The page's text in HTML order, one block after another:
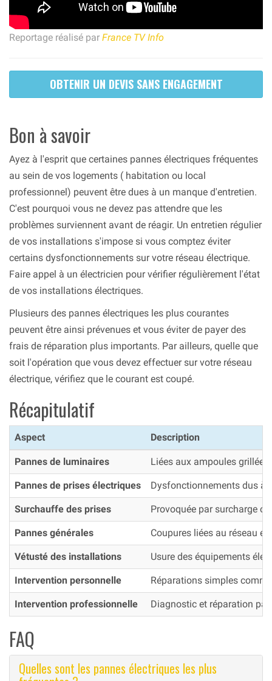
Reportage réalisé par France TV Info
OBTENIR UN DEVIS SANS ENGAGEMENT
Bon à savoir
Ayez à l'esprit que certaines pannes électriques fréquentes
au sein de vos logements ( habitation ou local
professionnel) peuvent être dues à un manque d'entretien.
C'est pourquoi vous ne devez pas attendre que les
problèmes surviennent avant de réagir. Un entretien régulier
de vos installations s'impose si vous comptez éviter
certains dysfonctionnements sur votre réseau électrique.
Faire appel à un électricien pour vérifier régulièrement l'état
de vos installations électriques.
Plusieurs des pannes électriques les plus courantes
peuvent être ainsi prévenues et vous éviter de payer des
frais de réparation plus importants. Par ailleurs, quelle que
soit l'opération que vous devez effectuer sur votre réseau
électrique, vérifiez que le courant est coupé.
Récapitulatif
Aspect Description
Pannes de luminaires Liées aux ampoules grillées
Pannes de prises électriques Dysfonctionnements dus à
Surchauffe des prises Provoquée par surcharge
Pannes générales Coupures liées au réseau
Vétusté des installations Usure des équipements
Intervention personnelle Réparations simples
Intervention professionnelle Diagnostic et réparation
FAQ
Quelles sont les pannes électriques les plus